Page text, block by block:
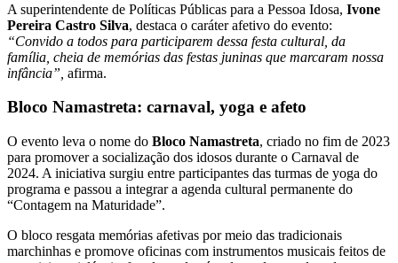
A superintendente de Políticas Públicas para a Pessoa Idosa, Ivone
Pereira Castro Silva, destaca o caráter afetivo do evento:
“Convido a todos para participarem dessa festa cultural, da
família, cheia de memórias das festas juninas que marcaram nossa
infância”, afirma.
Bloco Namastreta: carnaval, yoga e afeto
O evento leva o nome do Bloco Namastreta, criado no fim de 2023
para promover a socialização dos idosos durante o Carnaval de
2024. A iniciativa surgiu entre participantes das turmas de yoga do
programa e passou a integrar a agenda cultural permanente do
“Contagem na Maturidade”.
O bloco resgata memórias afetivas por meio das tradicionais
marchinhas e promove oficinas com instrumentos musicais feitos de